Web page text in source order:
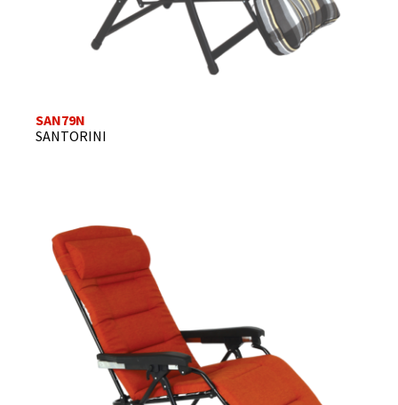
SAN79N
SANTORINI